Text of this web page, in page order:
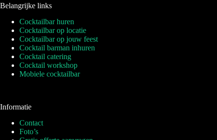
Belangrijke links
Cocktailbar huren
Cocktailbar op locatie
Cocktailbar op jouw feest
Cocktail barman inhuren
Cocktail catering
Cocktail workshop
Mobiele cocktailbar
Informatie
Contact
Foto’s